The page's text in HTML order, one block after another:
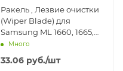
Ракель , Лезвие очистки
(Wiper Blade) для
Samsung ML 1660, 1665,
1667, 1860, 1865, 1867, SCX
3200, 3205, 3207, 3217 (DV
Inc.) - DV-WB-SAM1660
Много
33.06руб./шт